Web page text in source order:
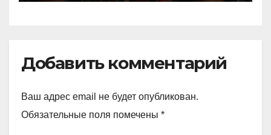
Добавить комментарий
Ваш адрес email не будет опубликован.
Обязательные поля помечены *